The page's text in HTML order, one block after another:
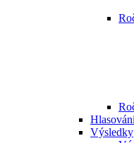
Výsledky